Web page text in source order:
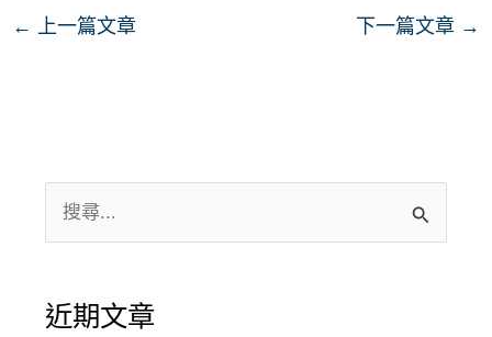
← 上一篇文章 下一篇文章 →
尋
鍵
近期文章